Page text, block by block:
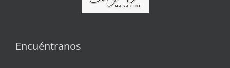
Encuéntranos